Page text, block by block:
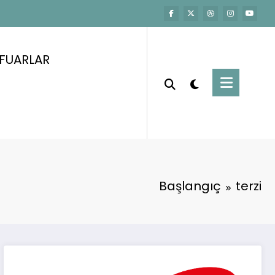
Başlangıç terzi